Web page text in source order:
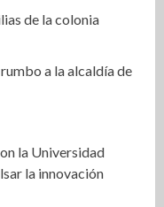
de la colonia
a la alcaldía de
la Universidad
la innovación